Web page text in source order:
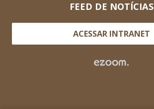
FEED DE NOTÍCIAS
ACESSAR INTRANET